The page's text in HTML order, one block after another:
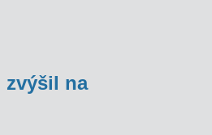
zvýšil na